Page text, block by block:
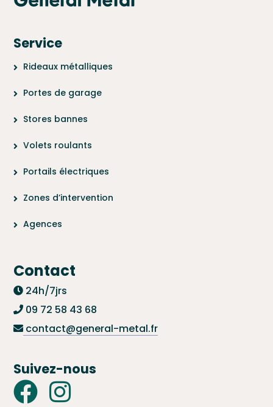
Service
Rideaux métalliques
Portes de garage
Stores bannes
Volets roulants
Portails électriques
Zones d’intervention
Agences
Contact
24h/7jrs
09 72 58 43 68
contact@general-metal.fr
Suivez-nous